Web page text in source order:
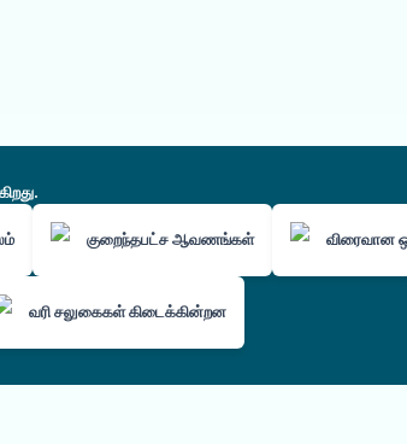
குறைந்தபட்ச ஆவணங்கள் விரைவான
வரி சலுகைகள் கிடைக்கின்றன